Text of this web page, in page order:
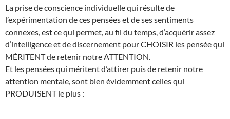
La prise de conscience individuelle qui résulte de
l’expérimentation de ces pensées et de ses sentiments
connexes, est ce qui permet, au fil du temps, d’acquérir assez
d’intelligence et de discernement pour CHOISIR les pensée qui
MÉRITENT de retenir notre ATTENTION.
Et les pensées qui méritent d’attirer puis de retenir notre
attention mentale, sont bien évidemment celles qui
PRODUISENT le plus :